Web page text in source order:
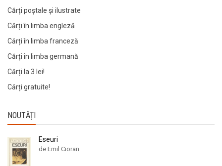
Cărți poștale și ilustrate
Cărți în limba engleză
Cărți în limba franceză
Cărți în limba germană
Cărți la 3 lei!
Cărți gratuite!
NOUTĂȚI
Eseuri
de Emil Cioran